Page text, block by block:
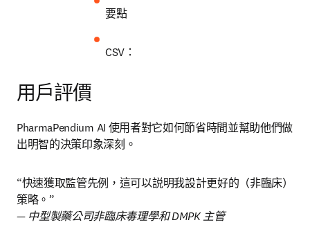
要點
CSV：
用戶評價
PharmaPendium AI 使用者對它如何節省時間並幫助他們做
出明智的決策印象深刻。
“快速獲取監管先例，這可以説明我設計更好的（非臨床）
— 中型製藥公司非臨床毒理學和 DMPK 主管